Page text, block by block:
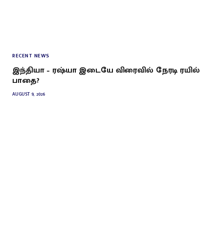
RECENT NEWS
இந்தியா – ரஷ்யா இடையே விரைவில் நேரடி ரயில்
பாதை?
AUGUST 9, 2026